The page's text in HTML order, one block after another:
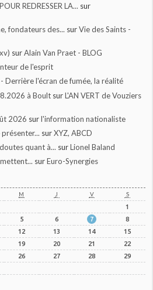
REDRESSER LA... sur
fondateurs des... surVie des Saints -
surAlain Van Praet - BLOG
de l'esprit
- Derrière l'écran de fumée, la réalité
à Boult surL'AN VERT de Vouziers
2026 surl'information nationaliste
surXYZ, ABCD
quant à... surLionel Baland
surEuro-Synergies
M J V S
1
5 6 7
8
12 13 14
15
19 20 21
22
26 27 28
29